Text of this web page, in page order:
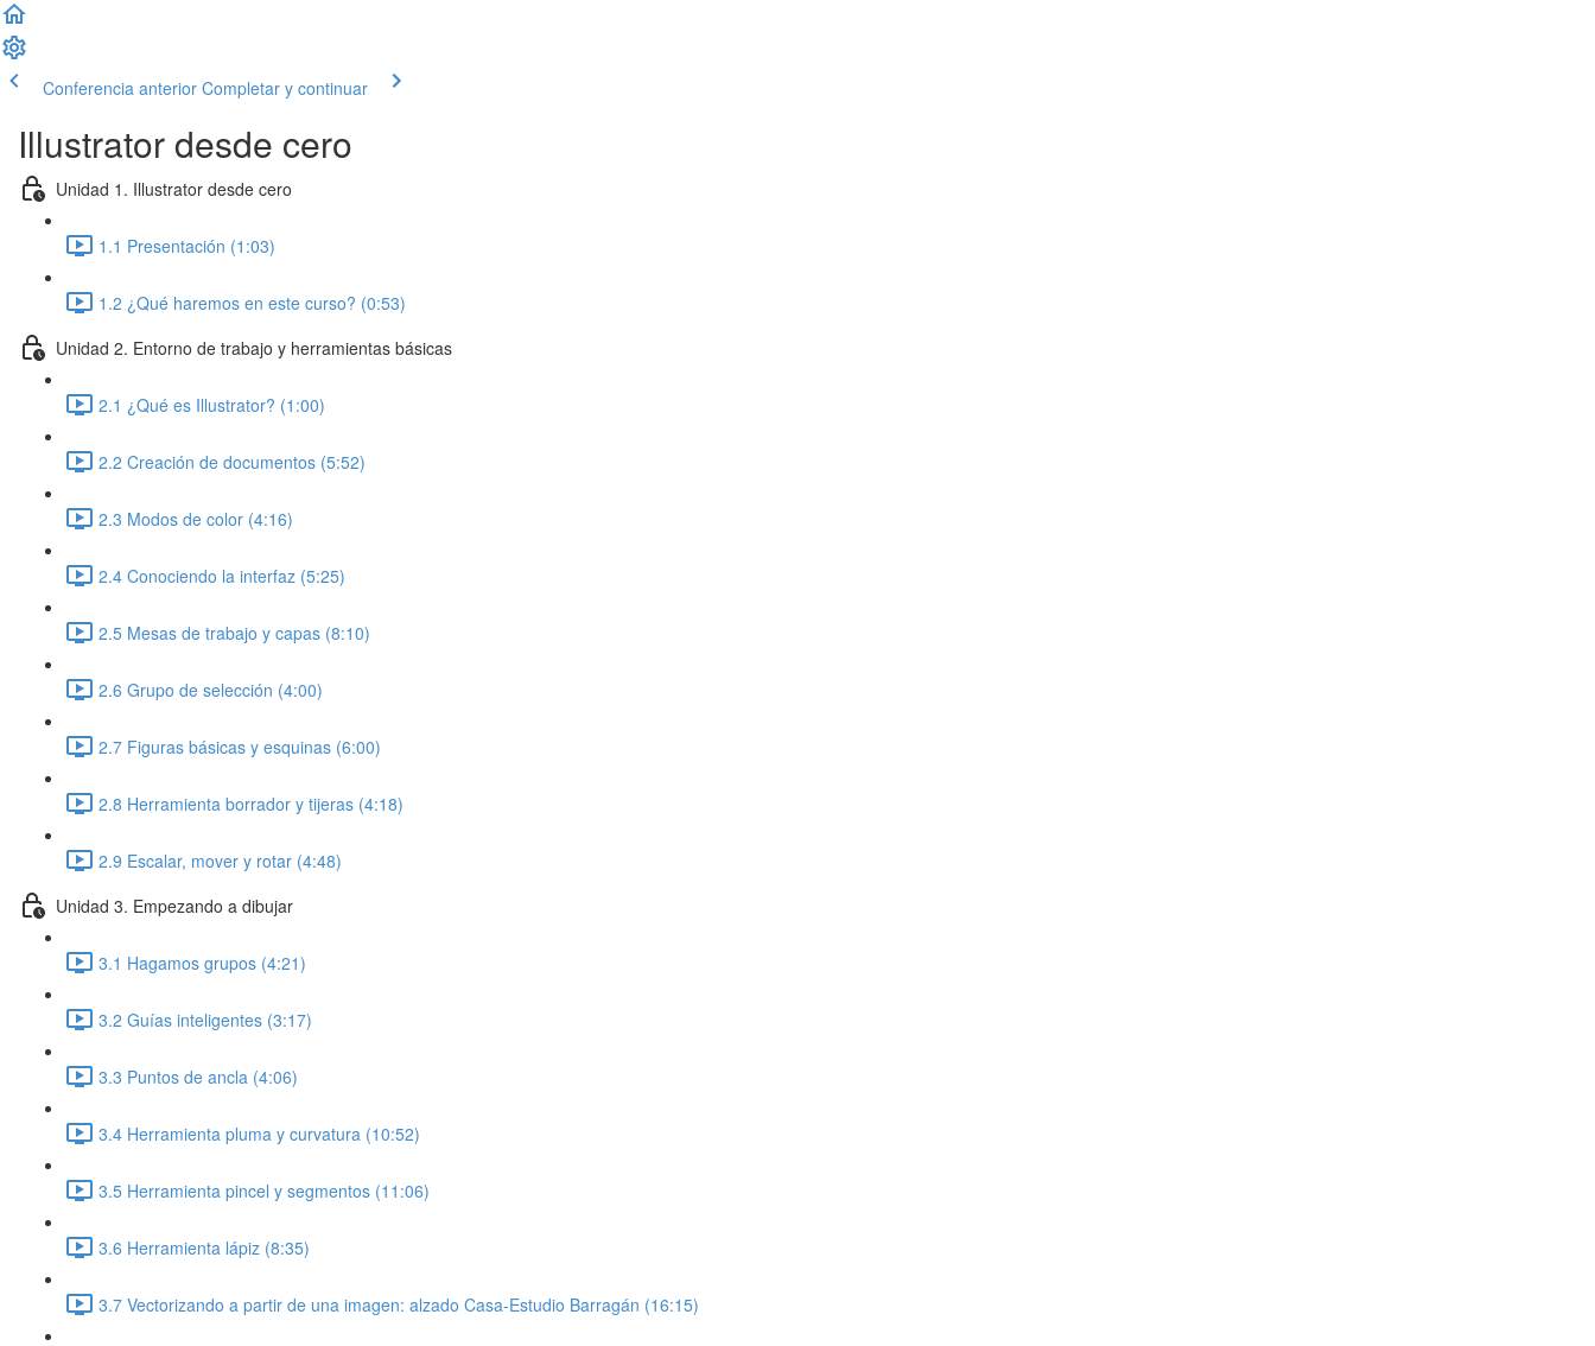
Conferencia anterior Completar y continuar
Illustrator desde cero
Unidad 1. Illustrator desde cero
1.1 Presentación (1:03)
1.2 ¿Qué haremos en este curso? (0:53)
Unidad 2. Entorno de trabajo y herramientas básicas
2.1 ¿Qué es Illustrator? (1:00)
2.2 Creación de documentos (5:52)
2.3 Modos de color (4:16)
2.4 Conociendo la interfaz (5:25)
2.5 Mesas de trabajo y capas (8:10)
2.6 Grupo de selección (4:00)
2.7 Figuras básicas y esquinas (6:00)
2.8 Herramienta borrador y tijeras (4:18)
2.9 Escalar, mover y rotar (4:48)
Unidad 3. Empezando a dibujar
3.1 Hagamos grupos (4:21)
3.2 Guías inteligentes (3:17)
3.3 Puntos de ancla (4:06)
3.4 Herramienta pluma y curvatura (10:52)
3.5 Herramienta pincel y segmentos (11:06)
3.6 Herramienta lápiz (8:35)
3.7 Vectorizando a partir de una imagen: alzado Casa-Estudio Barragán (16:15)